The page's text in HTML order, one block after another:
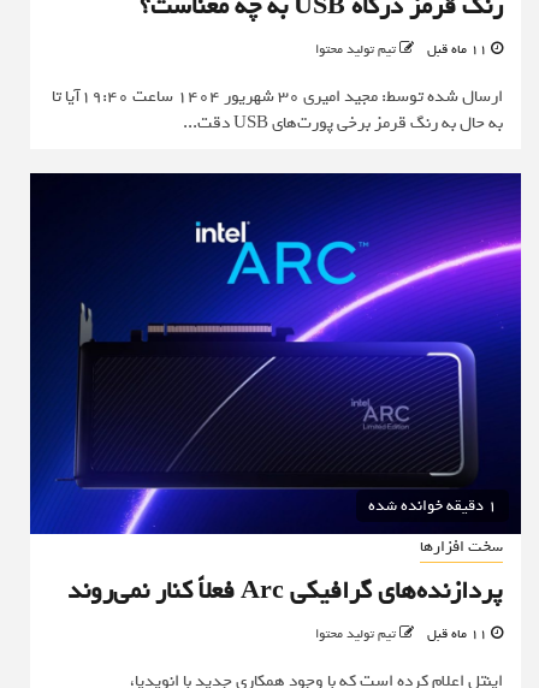
تیم تولید محتوا
ارسال شده توسط: مجید امیری 30 شهریور 1404 ساعت 19:40آیا تا
به حال به رنگ قرمز برخی پورت‌های USB دقت...
1 دقیقه خوانده شده
سخت افزارها
پردازنده‌های گرافیکی Arc فعلاً کنار نمی‌روند
تیم تولید محتوا
اینتل اعلام کرده است که با وجود همکاری جدید با انویدیا،